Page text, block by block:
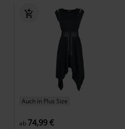
Auch in Plus Size
ab 74,99 €